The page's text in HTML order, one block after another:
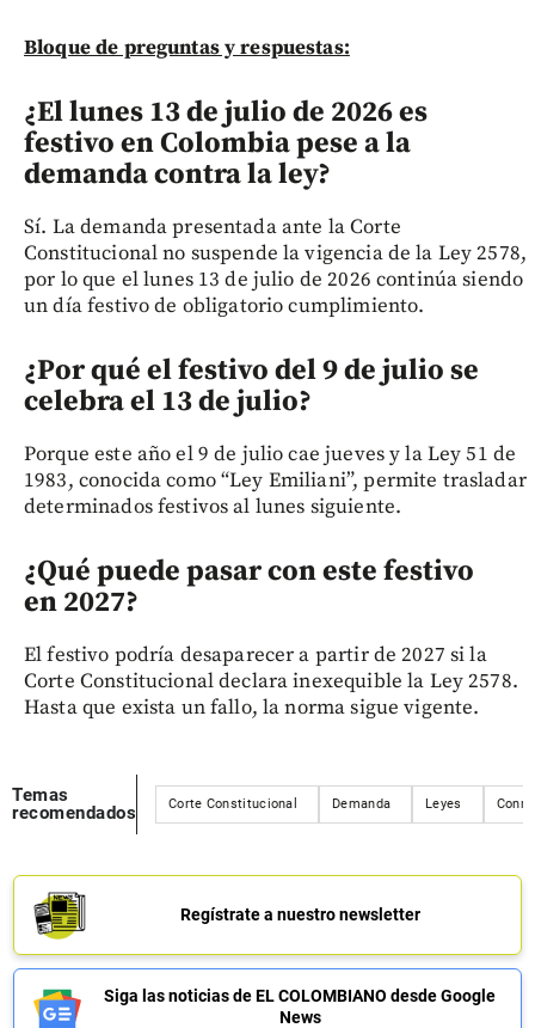
Bloque de preguntas y respuestas:
¿El lunes 13 de julio de 2026 es
festivo en Colombia pese a la
demanda contra la ley?
Sí. La demanda presentada ante la Corte
Constitucional no suspende la vigencia de la Ley 2578,
por lo que el lunes 13 de julio de 2026 continúa siendo
un día festivo de obligatorio cumplimiento.
¿Por qué el festivo del 9 de julio se
celebra el 13 de julio?
Porque este año el 9 de julio cae jueves y la Ley 51 de
1983, conocida como “Ley Emiliani”, permite trasladar
determinados festivos al lunes siguiente.
¿Qué puede pasar con este festivo
en 2027?
El festivo podría desaparecer a partir de 2027 si la
Corte Constitucional declara inexequible la Ley 2578.
Hasta que exista un fallo, la norma sigue vigente.
Temas
recomendados
Corte Constitucional Demanda Leyes
Regístrate a nuestro newsletter
Siga las noticias de EL COLOMBIANO desde Google
News